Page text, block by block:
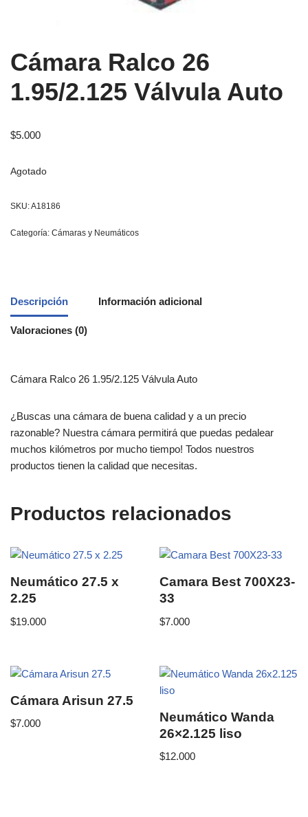
Cámara Ralco 26
1.95/2.125 Válvula Auto
$5.000
Agotado
SKU:A18186
Categoría: Cámaras y Neumáticos
Descripción Información adicional
Valoraciones (0)
Cámara Ralco 26 1.95/2.125 Válvula Auto
¿Buscas una cámara de buena calidad y a un precio
razonable? Nuestra cámara permitirá que puedas pedalear
muchos kilómetros por mucho tiempo! Todos nuestros
productos tienen la calidad que necesitas.
Productos relacionados
Neumático 27.5 x
2.25
$19.000
Camara Best 700X23-
33
$7.000
Cámara Arisun 27.5
$7.000
Neumático Wanda
26×2.125 liso
$12.000